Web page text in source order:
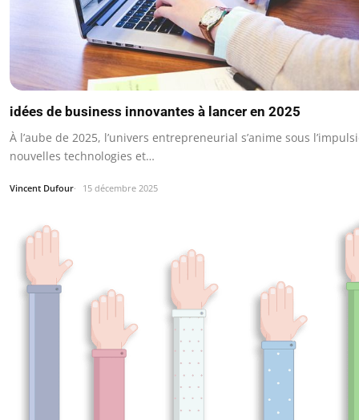
idées de business innovantes à lancer en 2025
À l’aube de 2025, l’univers entrepreneurial s’anime sous
nouvelles technologies et…
Vincent Dufour 15 décembre 2025